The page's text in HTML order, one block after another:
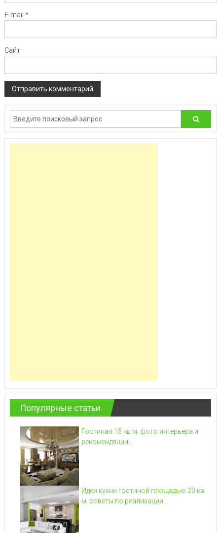
E-mail *
Сайт
Популярные статьи
Гостиная 15 кв м, фото интерьера и
рекомендации...
Идеи кухни гостиной площадью 20 кв
м, советы по реализации...